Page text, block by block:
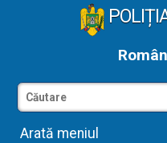
Arată meniul